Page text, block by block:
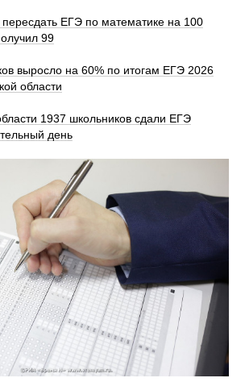
ЕГЭ по математике на 100
99
выросло на 60% по итогам ЕГЭ 2026
области
1937 школьников сдали ЕГЭ
день